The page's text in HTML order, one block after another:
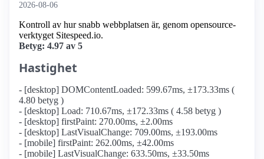
2026-08-06
Kontroll av hur snabb webbplatsen är, genom opensource-
verktyget Sitespeed.io.
Betyg: 4.97 av 5
Hastighet
- [desktop] DOMContentLoaded: 599.67ms, ±173.33ms (
4.80 betyg )
- [desktop] Load: 710.67ms, ±172.33ms ( 4.58 betyg )
- [desktop] firstPaint: 270.00ms, ±2.00ms
- [desktop] LastVisualChange: 709.00ms, ±193.00ms
- [mobile] firstPaint: 262.00ms, ±42.00ms
- [mobile] LastVisualChange: 633.50ms, ±33.50ms